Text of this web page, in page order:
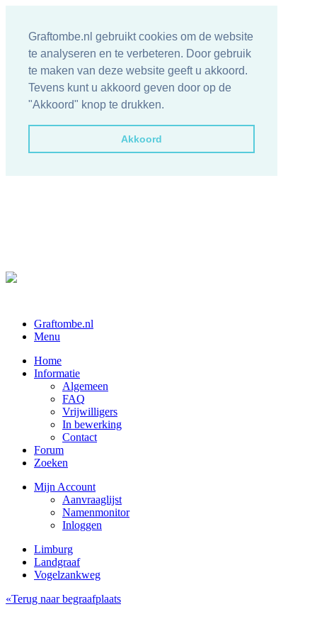
Graftombe.nl gebruikt cookies om de website
te analyseren en te verbeteren. Door gebruik
te maken van deze website geeft u akkoord.
Tevens kunt u akkoord geven door op de
"Akkoord" knop te drukken.
Akkoord
Graftombe.nl
Menu
Home
Informatie
Algemeen
FAQ
Vrijwilligers
In bewerking
Contact
Forum
Zoeken
Mijn Account
Aanvraaglijst
Namenmonitor
Inloggen
Limburg
Landgraaf
Vogelzankweg
«Terug naar begraafplaats